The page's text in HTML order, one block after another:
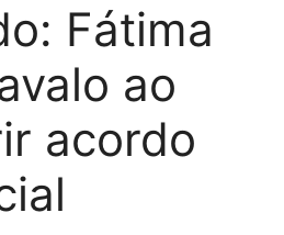
Fátima
ao
acordo